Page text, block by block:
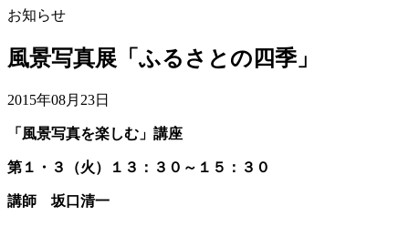
お知らせ
風景写真展「ふるさとの四季」
2015年08月23日
「風景写真を楽しむ」講座
第１・３（火）１３：３０～１５：３０
講師 坂口清一